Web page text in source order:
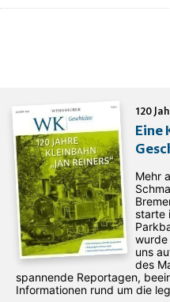
120
Eine
Mehr
starte
wurde
uns
des
spannende Reportagen,
Informationen rund um die